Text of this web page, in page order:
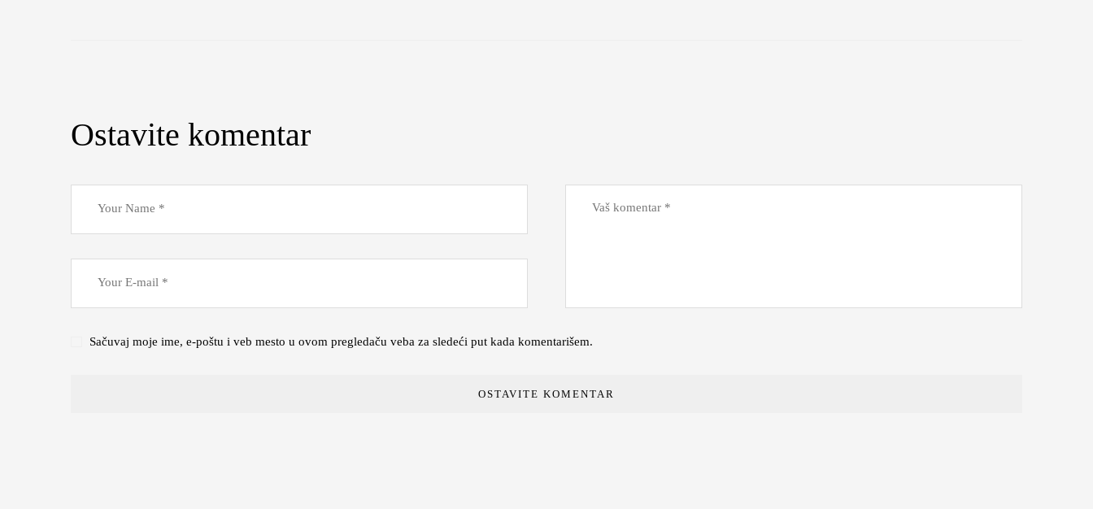
Ostavite komentar
Sačuvaj moje ime, e-poštu i veb mesto u ovom pregledaču veba za sledeći put kada komentarišem.